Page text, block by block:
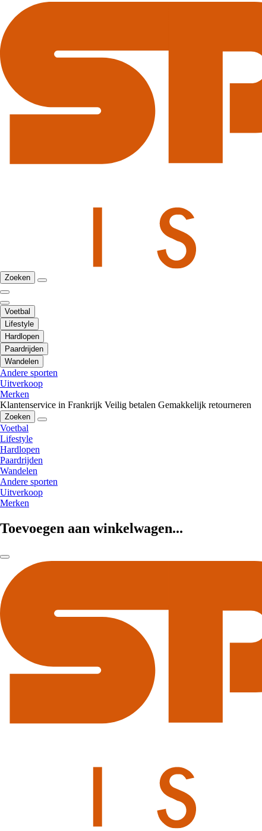
Zoeken
Voetbal
Lifestyle
Hardlopen
Paardrijden
Wandelen
Andere sporten
Uitverkoop
Merken
Klantenservice in Frankrijk Veilig betalen Gemakkelijk retourneren
Zoeken
Voetbal
Lifestyle
Hardlopen
Paardrijden
Wandelen
Andere sporten
Uitverkoop
Merken
Toevoegen aan winkelwagen...